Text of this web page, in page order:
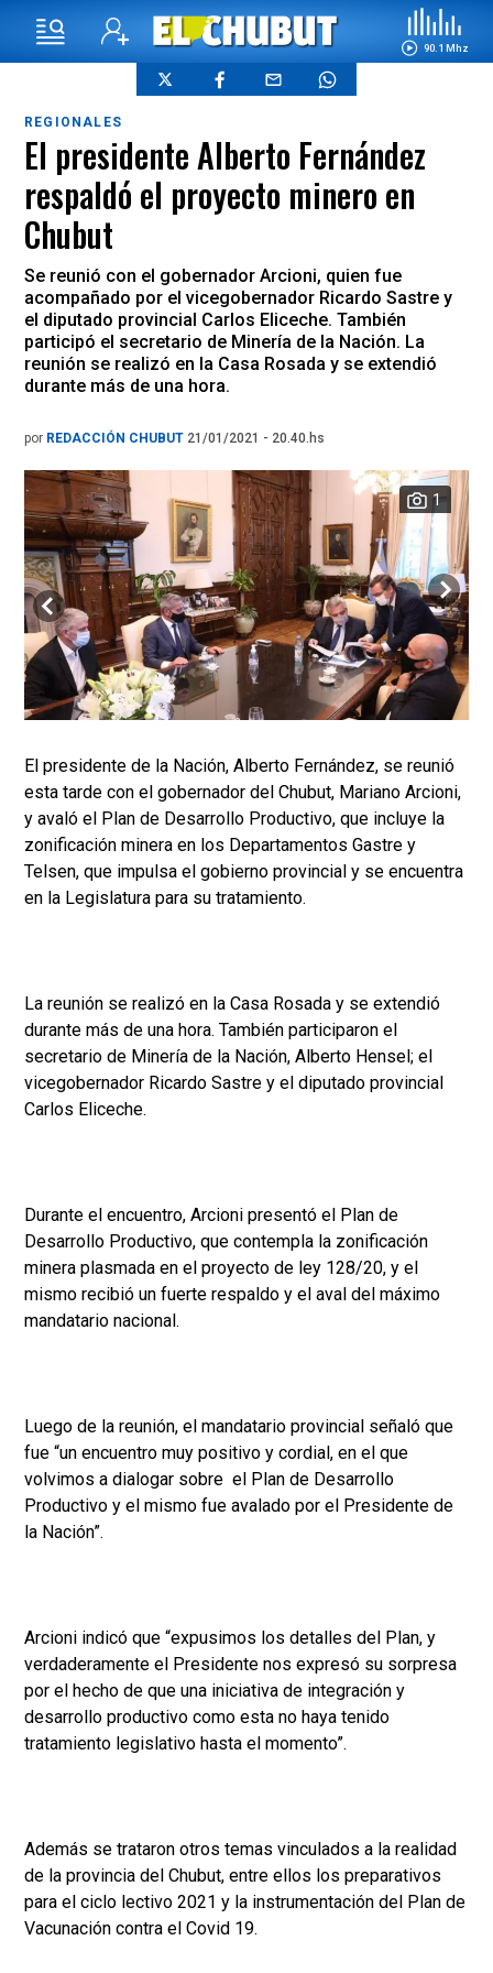
90.1 Mhz
REGIONALES
El presidente Alberto Fernández
respaldó el proyecto minero en
Chubut
Se reunió con el gobernador Arcioni, quien fue
acompañado por el vicegobernador Ricardo Sastre y
el diputado provincial Carlos Eliceche. También
participó el secretario de Minería de la Nación. La
reunión se realizó en la Casa Rosada y se extendió
durante más de una hora.
por REDACCIÓN CHUBUT 21/01/2021 - 20.40.hs
1
El presidente de la Nación, Alberto Fernández, se reunió
esta tarde con el gobernador del Chubut, Mariano Arcioni,
y avaló el Plan de Desarrollo Productivo, que incluye la
zonificación minera en los Departamentos Gastre y
Telsen, que impulsa el gobierno provincial y se encuentra
en la Legislatura para su tratamiento.
La reunión se realizó en la Casa Rosada y se extendió
durante más de una hora. También participaron el
secretario de Minería de la Nación, Alberto Hensel; el
vicegobernador Ricardo Sastre y el diputado provincial
Carlos Eliceche.
Durante el encuentro, Arcioni presentó el Plan de
Desarrollo Productivo, que contempla la zonificación
minera plasmada en el proyecto de ley 128/20, y el
mismo recibió un fuerte respaldo y el aval del máximo
mandatario nacional.
Luego de la reunión, el mandatario provincial señaló que
fue “un encuentro muy positivo y cordial, en el que
volvimos a dialogar sobre el Plan de Desarrollo
Productivo y el mismo fue avalado por el Presidente de
la Nación”.
Arcioni indicó que “expusimos los detalles del Plan, y
verdaderamente el Presidente nos expresó su sorpresa
por el hecho de que una iniciativa de integración y
desarrollo productivo como esta no haya tenido
tratamiento legislativo hasta el momento”.
Además se trataron otros temas vinculados a la realidad
de la provincia del Chubut, entre ellos los preparativos
para el ciclo lectivo 2021 y la instrumentación del Plan de
Vacunación contra el Covid 19.